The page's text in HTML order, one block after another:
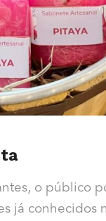
o público
já conhecidos